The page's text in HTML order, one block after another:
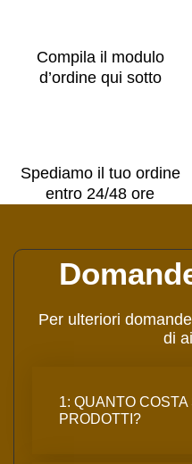
Compila il modulo
d’ordine qui sotto
Spediamo il tuo ordine
entro 24/48 ore
Per ulteriori
di
1: QUANTO COSTA
PRODOTTI?